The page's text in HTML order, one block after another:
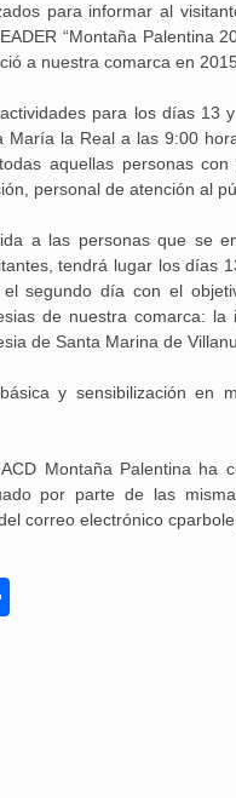
para informar al
“Montaña Palentina
a nuestra comarca en
para los días
María la Real a las 9:00
aquellas personas
personal de atención al
a las personas que se
tendrá lugar los días
segundo día con el
de nuestra comarca:
de Santa Marina de
y sensibilización en
Montaña Palentina ha
por parte de las
correo electrónico